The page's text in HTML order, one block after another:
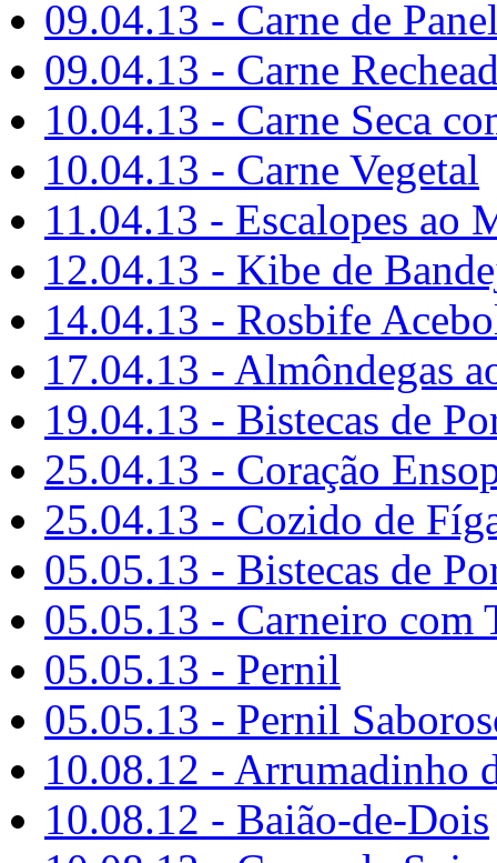
09.04.13 - Carne de
09.04.13 - Carne
10.04.13 - Carne Seca
10.04.13 - Carne Vegetal
11.04.13 - Escalopes ao
12.04.13 - Kibe de
14.04.13 - Rosbife
17.04.13 - Almôndegas
19.04.13 - Bistecas de
25.04.13 - Coração
25.04.13 - Cozido de
05.05.13 - Bistecas de
05.05.13 - Carneiro com
05.05.13 - Pernil
05.05.13 - Pernil
10.08.12 - Arrumadinho
10.08.12 - Baião-de-Dois